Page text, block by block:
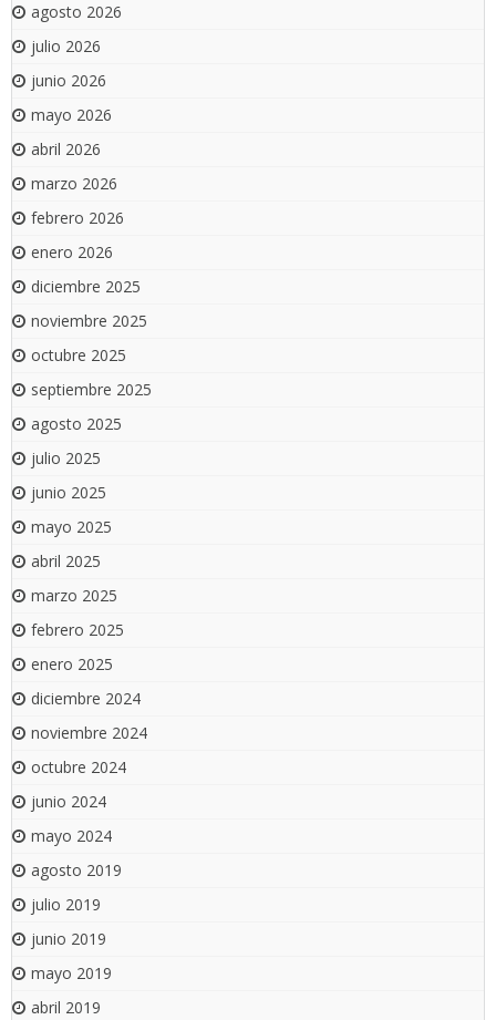
agosto 2026
julio 2026
junio 2026
mayo 2026
abril 2026
marzo 2026
febrero 2026
enero 2026
diciembre 2025
noviembre 2025
octubre 2025
septiembre 2025
agosto 2025
julio 2025
junio 2025
mayo 2025
abril 2025
marzo 2025
febrero 2025
enero 2025
diciembre 2024
noviembre 2024
octubre 2024
junio 2024
mayo 2024
agosto 2019
julio 2019
junio 2019
mayo 2019
abril 2019